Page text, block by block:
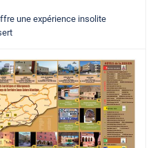
une expérience insolite